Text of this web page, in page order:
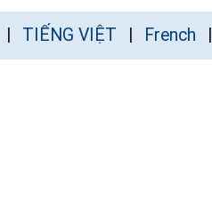
TIẾNG VIỆT French